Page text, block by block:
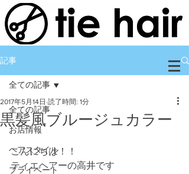
記事
全ての記事
お店情報
ヘアスタイル
プライベート
全ての記事
黒髪風ブルージュカラー
2017年5月14日 読了時間: 1分
こんにちは！！
ティエヘアーの高井です